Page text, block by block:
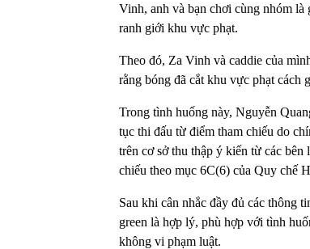
Vinh, anh và bạn chơi cùng nhóm
ranh giới khu vực phạt.
Theo đó, Za Vinh và caddie của
rằng bóng đã cắt khu vực phạt cách
Trong tình huống này, Nguyễn
tục thi đấu từ điểm tham chiếu do
trên cơ sở thu thập ý kiến từ các
chiếu theo mục 6C(6) của Quy chế
Sau khi cân nhắc đầy đủ các thông
green là hợp lý, phù hợp với tình
không vi phạm luật.